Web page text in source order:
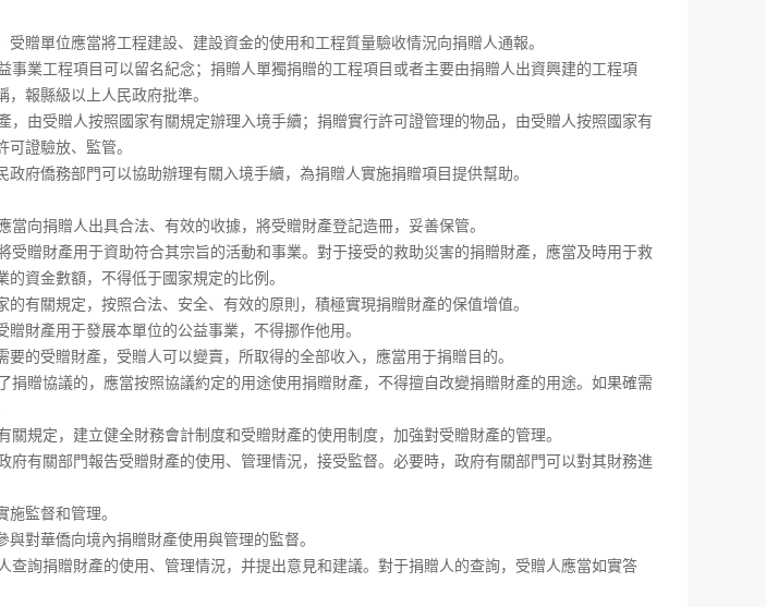
單位應當將工程建設、建設資金的使用和工程質量驗收情況向捐贈人通報。
工程項目可以留名紀念；捐贈人單獨捐贈的工程項目或者主要由捐贈人出資興建的工程項
報縣級以上人民政府批準。
受贈人按照國家有關規定辦理入境手續；捐贈實行許可證管理的物品，由受贈人按照國家有
證驗放、監管。
僑務部門可以協助辦理有關入境手續，為捐贈人實施捐贈項目提供幫助。
捐贈人出具合法、有效的收據，將受贈財產登記造冊，妥善保管。
財產用于資助符合其宗旨的活動和事業。對于接受的救助災害的捐贈財產，應當及時用于救
資金數額，不得低于國家規定的比例。
關規定，按照合法、安全、有效的原則，積極實現捐贈財產的保值增值。
財產用于發展本單位的公益事業，不得挪作他用。
受贈財產，受贈人可以變賣，所取得的全部收入，應當用于捐贈目的。
協議的，應當按照協議約定的用途使用捐贈財產，不得擅自改變捐贈財產的用途。如果確需
定，建立健全財務會計制度和受贈財產的使用制度，加強對受贈財產的管理。
關部門報告受贈財產的使用、管理情況，接受監督。必要時，政府有關部門可以對其財務進
監督和管理。
對華僑向境內捐贈財產使用與管理的監督。
捐贈財產的使用、管理情況，并提出意見和建議。對于捐贈人的查詢，受贈人應當如實答